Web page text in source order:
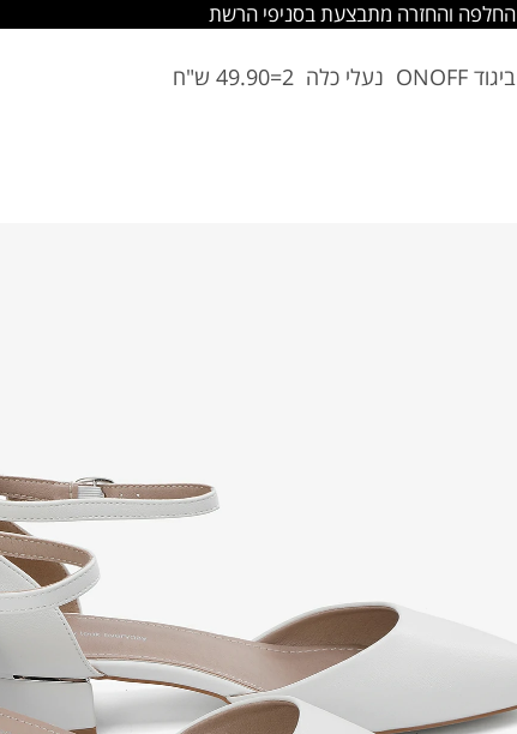
החלפה והחזרה מתבצעת בסניפי הרשת
ביגוד ONOFF נעלי כלה 2=49.90 ש"ח